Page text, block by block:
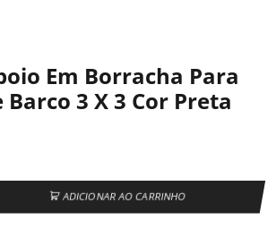
Em Borracha Para
3 X 3 Cor Preta
ADICIONAR AO CARRINHO